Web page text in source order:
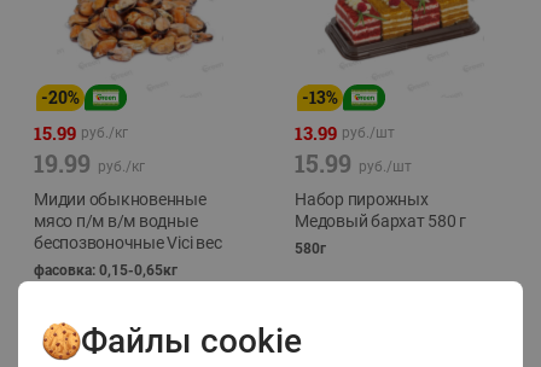
-20%
15.99 руб./кг
19.99 руб./кг
Мидии обыкновенные
мясо п/м в/м водные
беспозвоночные Vici вес
фасовка: 0,15-0,65кг
-13%
13.99 руб./шт
15.99 руб./шт
Набор пирожных
Медовый бархат 580 г
580г
Файлы cookie